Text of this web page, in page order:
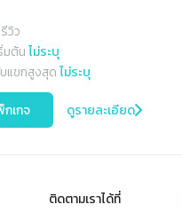
วิว
มต้นไม่ระบุ
แขกสูงสุดไม่ระบุ
เกจ ดูรายละเอียด
ติดตามเราได้ที่